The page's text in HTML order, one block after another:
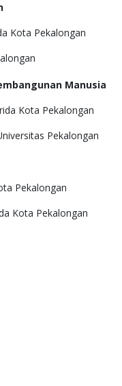
Kota Pekalongan
Manusia
Kota Pekalongan
Pekalongan
Pekalongan
Kota Pekalongan